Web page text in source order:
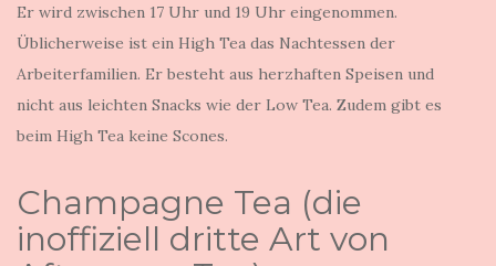
Er wird zwischen 17 Uhr und 19 Uhr eingenommen.
Üblicherweise ist ein High Tea das Nachtessen der
Arbeiterfamilien. Er besteht aus herzhaften Speisen und
nicht aus leichten Snacks wie der Low Tea. Zudem gibt es
beim High Tea keine Scones.
Champagne Tea (die
inoffiziell dritte Art von